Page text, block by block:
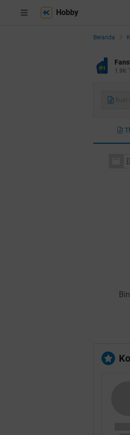
Hobby
Beranda
1.9K